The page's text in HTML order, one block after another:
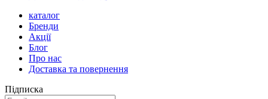
каталог
Бренди
Акції
Блог
Про нас
Доставка та повернення
Підписка